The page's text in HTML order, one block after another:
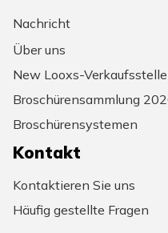
Nachricht
Über uns
New Looxs-
Broschürensammlung
Broschürensystemen
Kontakt
Kontaktieren Sie uns
Häufig gestellte Fragen